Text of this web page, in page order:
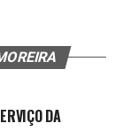
DA